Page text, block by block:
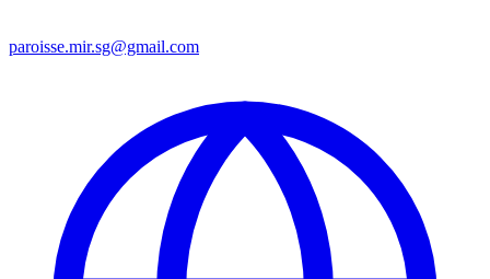
paroisse.mir.sg@gmail.com